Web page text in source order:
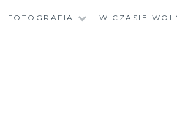
FOTOGRAFIA W CZASIE